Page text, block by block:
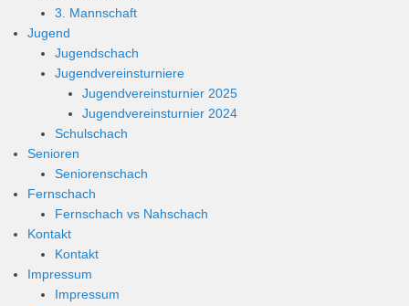
3. Mannschaft
Jugend
Jugendschach
Jugendvereinsturniere
Jugendvereinsturnier 2025
Jugendvereinsturnier 2024
Schulschach
Senioren
Seniorenschach
Fernschach
Fernschach vs Nahschach
Kontakt
Kontakt
Impressum
Impressum